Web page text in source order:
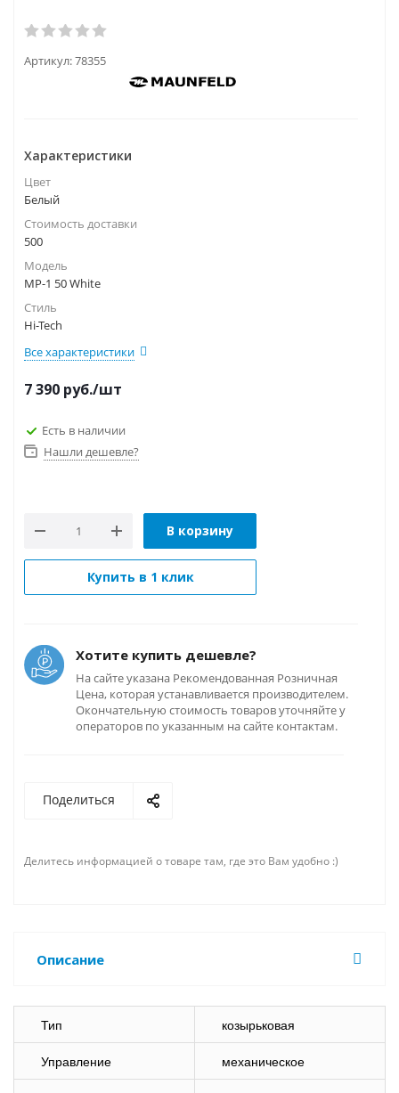
Артикул:78355
Характеристики
Цвет
Белый
Стоимость доставки
500
Модель
MP-1 50 White
Стиль
Hi-Tech
Все характеристики
7 390 руб./шт
Есть в наличии
Нашли дешевле?
В корзину
Купить в 1 клик
Хотите купить дешевле?
На сайте указана Рекомендованная Розничная
Цена, которая устанавливается производителем.
Окончательную стоимость товаров уточняйте у
операторов по указанным на сайте контактам.
Поделиться
Делитесь информацией о товаре там, где это Вам удобно :)
Описание
Тип козырьковая
Управление механическое